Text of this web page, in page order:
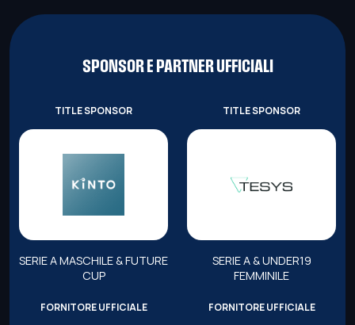
SPONSOR E PARTNER UFFICIALI
TITLE SPONSOR
SERIE A MASCHILE & FUTURE
CUP
TITLE SPONSOR
SERIE A & UNDER19
FEMMINILE
FORNITORE UFFICIALE FORNITORE UFFICIALE